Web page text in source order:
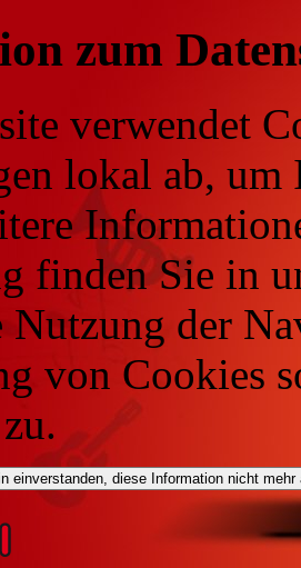
zum
verwendet
lokal ab, um
finden Sie in
Nutzung der
von Cookies
einverstanden, diese Information nicht mehr